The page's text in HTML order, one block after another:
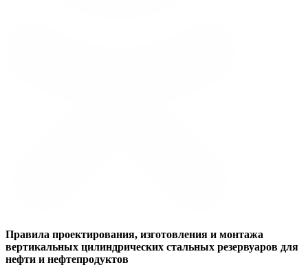
Правила проектирования, изготовления и монтажа
вертикальных цилиндрических стальных резервуаров для
нефти и нефтепродуктов